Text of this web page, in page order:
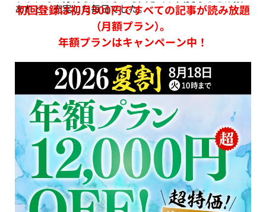
あれど、充実した毎日でした。
初回登録は初月300円ですべての記事が読み放題
（月額プラン）。
年額プランはキャンペーン中！